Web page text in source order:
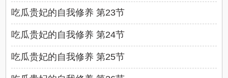
吃瓜贵妃的自我修养 第23节
吃瓜贵妃的自我修养 第24节
吃瓜贵妃的自我修养 第25节